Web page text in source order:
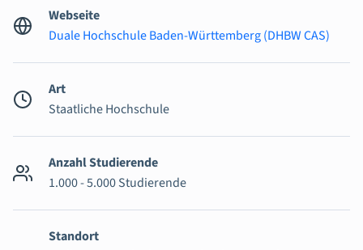
Webseite
Duale Hochschule Baden-Württemberg (DHBW CAS)
Art
Staatliche Hochschule
Anzahl Studierende
1.000 - 5.000 Studierende
Standort